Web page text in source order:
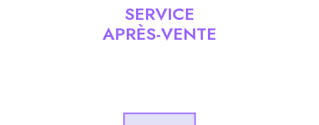
SERVICE
APRÈS-VENTE